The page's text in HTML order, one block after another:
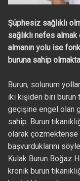
Şüphesiz sağlıklı
sağlıklı nefes
almanın yolu ise
buruna sahip
Burun, solunum
iki kişiden biri burun
geçişine engel olan
sahip. Burun
olarak
başvurduklarını
Kulak Burun Boğaz
kronik burun